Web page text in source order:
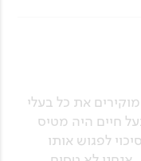
את כל בעלי
חיים היה מטיס
לפגוש אותו